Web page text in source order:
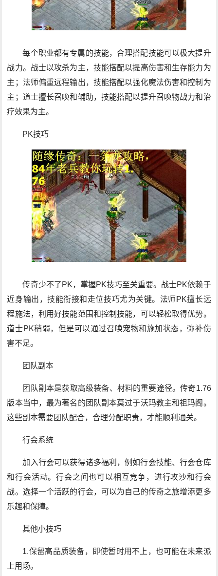
每个职业都有专属的技能，合理搭配技能可以极大提升
战力。战士以攻杀为主，技能搭配以提高伤害和生存能力为
主；法师偏重远程输出，技能搭配以强化魔法伤害和控制为
主；道士擅长召唤和辅助，技能搭配以提升召唤物战力和治
疗效果为主。
PK技巧
传奇少不了PK，掌握PK技巧至关重要。战士PK依赖于
近身输出，技能衔接和走位技巧尤为关键。法师PK擅长远
程施法，利用好技能范围和控制技能，可以轻松取得优势。
道士PK稍弱，但是可以通过召唤宠物和施加状态，弥补伤
害不足。
团队副本
团队副本是获取高级装备、材料的重要途径。传奇1.76
版本当中，最为著名的团队副本莫过于沃玛教主和祖玛阁。
这些副本需要团队配合，合理分配职责，才能顺利通关。
行会系统
加入行会可以获得诸多福利，例如行会技能、行会仓库
和行会活动。行会之间也可以相互竞争，进行攻沙和行会
战。选择一个活跃的行会，可以为自己的传奇之旅增添更多
乐趣和保障。
其他小技巧
1.保留高品质装备，即使暂时用不上，也可能在未来派
上用场。